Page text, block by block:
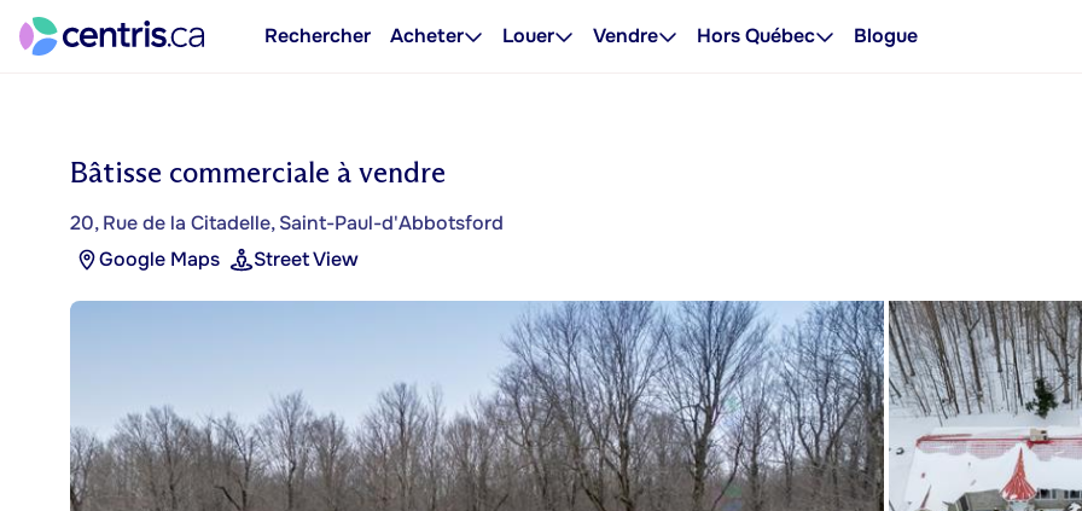
Rechercher Acheter Louer Vendre Hors Québec Blogue
Bâtisse commerciale à vendre
20, Rue de la Citadelle, Saint-Paul-d'Abbotsford
Google Maps
Street View